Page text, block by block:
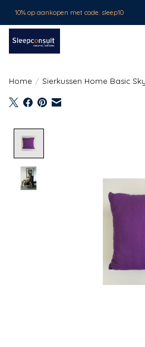
10% op aankopen met code: sleep10
Home / Sierkussen Home Basic